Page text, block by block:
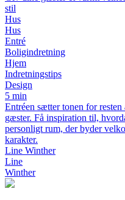
stil
Hus
Hus
Entré
Boligindretning
Hjem
Indretningstips
Design
5 min
Entréen sætter tonen for
gæster. Få inspiration til,
personligt rum, der byder
karakter.
Line Winther
Line
Winther